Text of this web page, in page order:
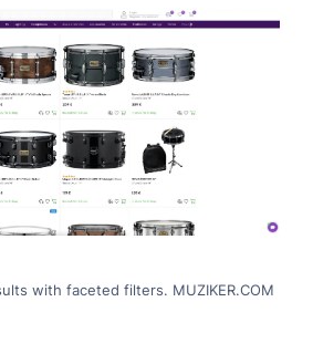
with faceted filters. MUZIKER.COM